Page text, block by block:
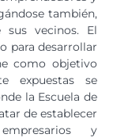
también,
vecinos. El
para desarrollar
como objetivo
expuestas se
la Escuela de
de establecer
y